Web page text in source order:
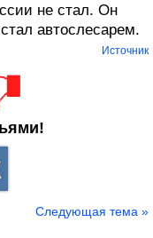
не стал. Он
автослесарем.
Источник
Следующая тема »